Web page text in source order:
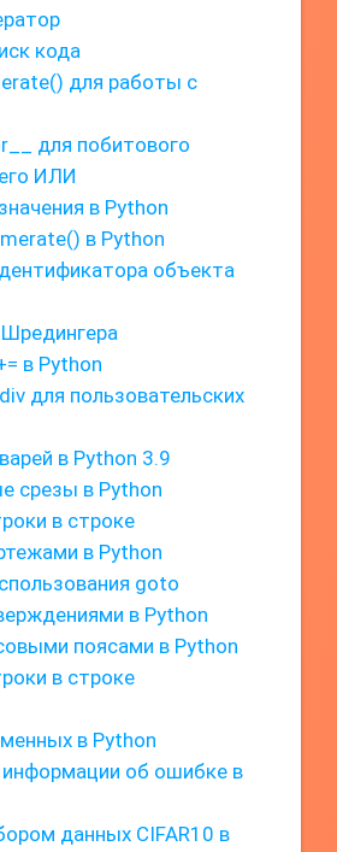
кода
для работы с
для побитового
ИЛИ
в Python
в Python
объекта
в Python
для пользовательских
в Python 3.9
срезы в Python
в строке
в Python
goto
в Python
поясами в Python
в строке
в Python
об ошибке в
данных CIFAR10 в